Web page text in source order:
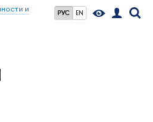
РУС EN
и